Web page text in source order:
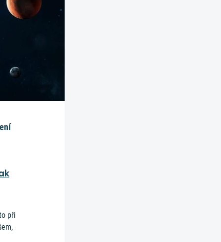
při